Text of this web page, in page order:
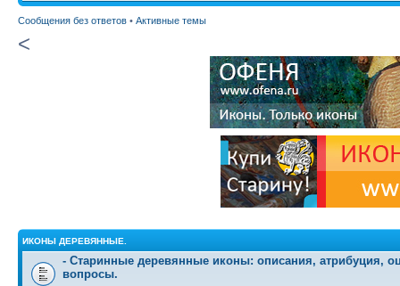
Сообщения без ответов • Активные темы
<
ИКОНЫ ДЕРЕВЯННЫЕ.
- Старинные деревянные иконы: описания, атрибуция,
вопросы.